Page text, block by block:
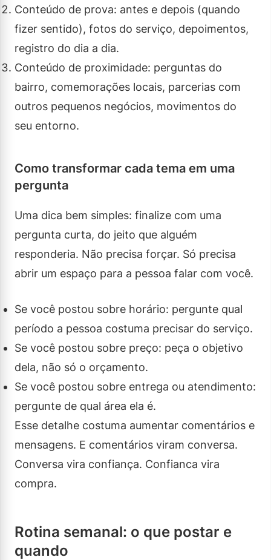
Conteúdo de prova: antes e depois (quando
fizer sentido), fotos do serviço, depoimentos,
registro do dia a dia.
Conteúdo de proximidade: perguntas do
bairro, comemorações locais, parcerias com
outros pequenos negócios, movimentos do
seu entorno.
Como transformar cada tema em uma
pergunta
Uma dica bem simples: finalize com uma
pergunta curta, do jeito que alguém
responderia. Não precisa forçar. Só precisa
abrir um espaço para a pessoa falar com você.
Se você postou sobre horário: pergunte qual
período a pessoa costuma precisar do serviço.
Se você postou sobre preço: peça o objetivo
dela, não só o orçamento.
Se você postou sobre entrega ou atendimento:
pergunte de qual área ela é.
Esse detalhe costuma aumentar comentários e
mensagens. E comentários viram conversa.
Conversa vira confiança. Confianca vira
compra.
Rotina semanal: o que postar e
quando